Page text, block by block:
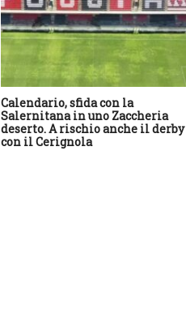
Calendario, sfida con la
Salernitana in uno Zaccheria
deserto. A rischio anche il derby
con il Cerignola